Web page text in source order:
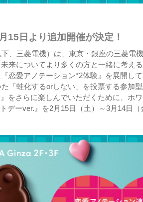
15日より追加開催が決定！
、三菱電機）は、東京・銀座の三菱電
来についてより多くの方と一緒に考え
恋愛アノテーション*2体験』を展開し
「蛙化するorしない」を投票する参加
をさらに楽しんでいただくために、ホ
デーver.』を2月15日（土）～3月14日（